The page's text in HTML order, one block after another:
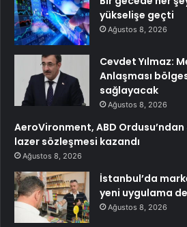
yükselişe geçti
Ağustos 8, 2026
Cevdet Yılmaz:
Anlaşması
sağlayacak
Ağustos 8, 2026
AeroVironment, ABD
lazer sözleşmesi kazandı
Ağustos 8, 2026
İstanbul’da
yeni uygulama
Ağustos 8, 2026